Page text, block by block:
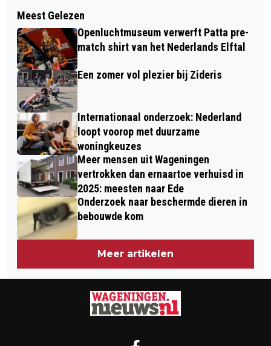
NIEUWE SONSBEEKWANDELING IN DE
BEELDENTUIN VAN HET KRÖLLER-
MÜLLER MUSEUM
HUISDIER VAN DE WEEK: BALISTO
Meest Gelezen
Openluchtmuseum verwerft Patta pre-
match shirt van het Nederlands Elftal
Een zomer vol plezier bij Zideris
Internationaal onderzoek: Nederland
loopt voorop met duurzame
woningkeuzes
Meer mensen uit Wageningen
vertrokken dan ernaartoe verhuisd in
2025: meesten naar Ede
Onderzoek naar beschermde dieren in
bebouwde kom
Meer artikelen